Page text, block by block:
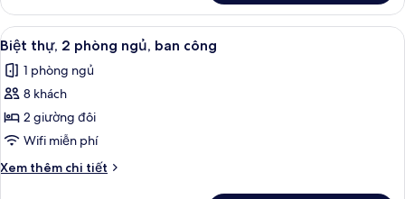
Biệt
thự,
1
phòng
ngủ
Xem
tất
cả
ảnh
Biệt
thự,
2
phòng
TV màn hình phẳng, đầu đĩa DVD,
5
Biệt thự, 2 phòng ngủ, ban công
1 phòng ngủ
8 khách
2 giường đôi
Wifi miễn phí
Xem thêm chi tiết
Chi